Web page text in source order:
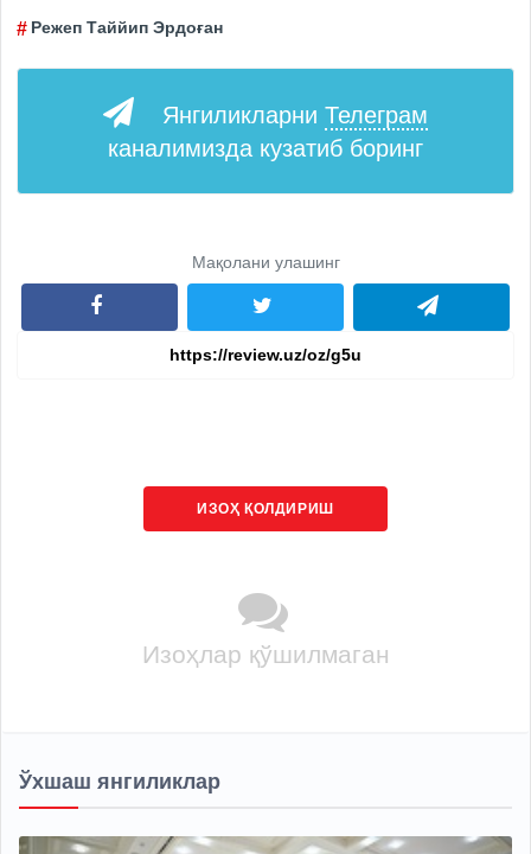
Режеп Таййип Эрдоған
Янгиликларни Телеграм
каналимизда кузатиб боринг
Мақолани улашинг
ИЗОҲ ҚОЛДИРИШ
Изоҳлар қўшилмаган
Ўхшаш янгиликлар